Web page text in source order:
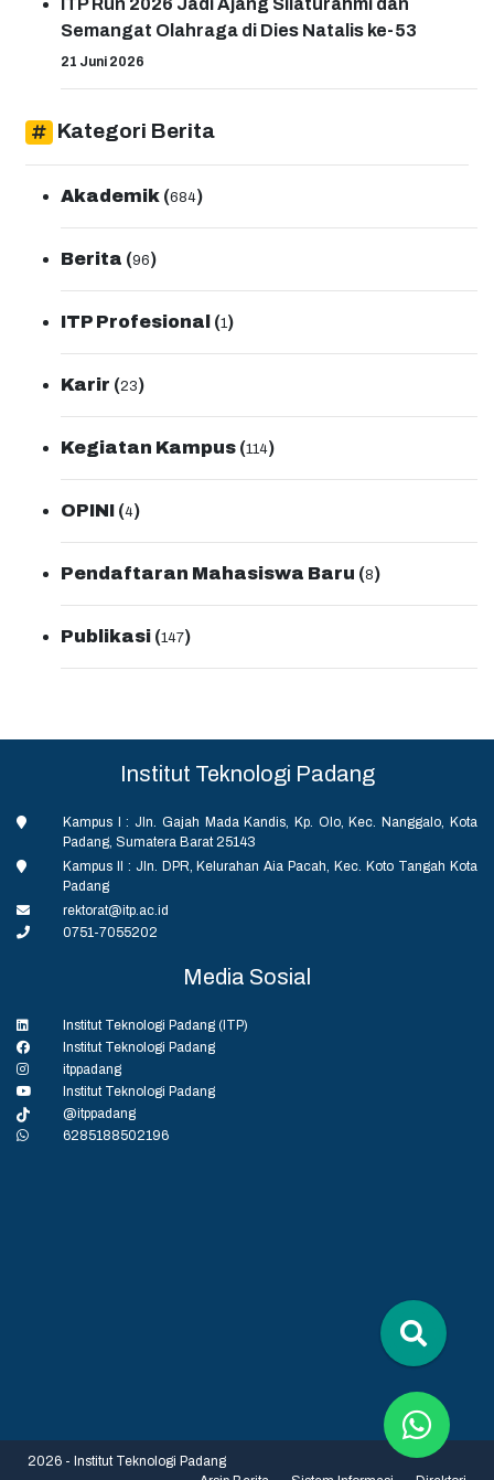
ITP Run 2026 Jadi Ajang Silaturahmi dan
Semangat Olahraga di Dies Natalis ke-53
21 Juni 2026
Kategori Berita
Akademik (684)
Berita (96)
ITP Profesional (1)
Karir (23)
Kegiatan Kampus (114)
OPINI (4)
Pendaftaran Mahasiswa Baru (8)
Publikasi (147)
Institut Teknologi Padang
Kampus I : Jln. Gajah Mada Kandis, Kp. Olo, Kec. Nanggalo, Kota
Padang, Sumatera Barat 25143
Kampus II : Jln. DPR, Kelurahan Aia Pacah, Kec. Koto Tangah Kota
Padang
rektorat@itp.ac.id
0751-7055202
Media Sosial
Institut Teknologi Padang (ITP)
Institut Teknologi Padang
itppadang
Institut Teknologi Padang
@itppadang
6285188502196
2026 - Institut Teknologi Padang